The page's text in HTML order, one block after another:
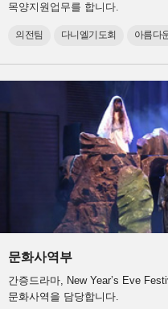
목양지원업무를 합니다.
의전팀 다니엘기도회 아름다
문화사역부
간증드라마, New Year’s Eve
문화사역을 담당합니다.